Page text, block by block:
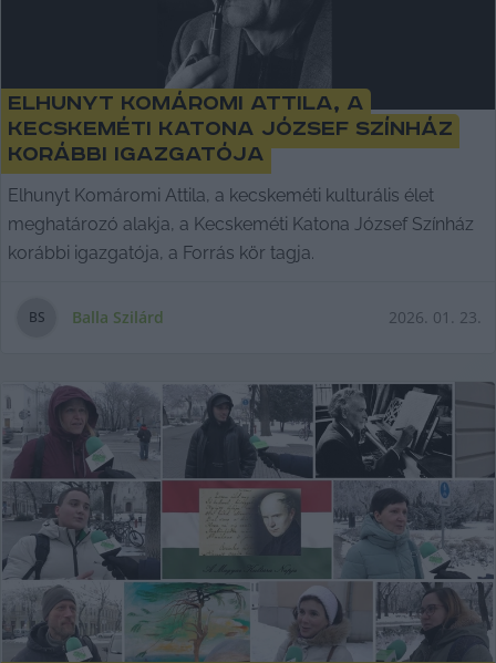
Elhunyt Komáromi Attila, a
Kecskeméti Katona József Színház
korábbi igazgatója
Elhunyt Komáromi Attila, a kecskeméti kulturális élet
meghatározó alakja, a Kecskeméti Katona József Színház
korábbi igazgatója, a Forrás kör tagja.
BS Balla Szilárd 2026. 01. 23.